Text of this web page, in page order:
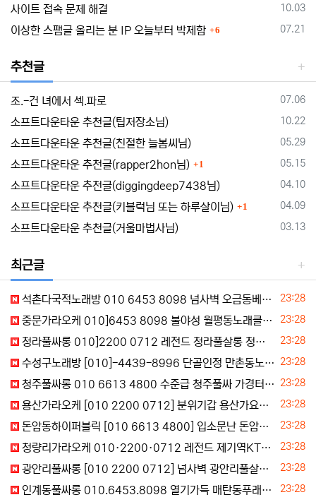
등록일
10.03
사이트 접속 문제 해결
등록일
07.21
이상한 스팸글 올리는 분 IP 오늘부터 박제함 6
추천글
등록일
07.06
조.-건 녀에서 섹.파로
등록일
10.22
소프트다운타운 추천글(팁저장소님)
등록일
05.29
소프트다운타운 추천글(친절한 늘봄씨님)
등록일
05.15
소프트다운타운 추천글(rapper2hon님) 1
등록일
04.10
소프트다운타운 추천글(diggingdeep7438님)
등록일
04.09
소프트다운타운 추천글(키블럭님 또는 하루살이님) 1
등록일
03.13
소프트다운타운 추천글(거울마법사님)
최근글
등록일
23:28
석촌다국적노래방 010 6453 8098 넘사벽 오금동베트남노래방 석촌러시아노래방
등록일
23:28
중문가라오케 010]6453 8098 불야성 월평동노래클럽 강정동노래방 도순동노래빵 주대확인
등록일
23:28
청라풀싸롱 010]2200 0712 레전드 청라풀살롱 청라풀쌀롱 전화주세요
등록일
23:28
수성구노래방 [010]-4439-8996 단골인정 만촌동노래클럽 수성구노래궁
등록일
23:28
청주풀싸롱 010 6613 4800 수준급 청주풀싸 가경터미널북창동식
등록일
23:28
용산가라오케 [010 2200 0712] 분위기갑 용산가요장 용산노래빵 문의
등록일
23:28
돈암동하이퍼블릭 [010 6613 4800] 입소문난 돈암동퍼블릭 성신여대입구역하이퍼블릭 삼선동하퍼 주대예약
등록일
23:28
청량리가라오케 010·2200·0712 레전드 제기역KTV 청량리단란주점
등록일
23:28
광안리풀싸롱 [010 2200 0712] 넘사벽 광안리풀살롱 광안리푸래방 실장문의
등록일
23:28
인계동풀싸롱 010.6453.8098 열기가득 매탄동푸래방 영통동구미식 고등동풀 주대문의